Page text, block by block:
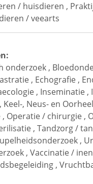
/ huisdieren ,
/ veearts
onderzoek ,
, Echografie ,
, Inseminatie ,
, Keel-, Neus- en
, Operatie / chirurgie ,
, Tandzorg /
,
, Vaccinatie /
,